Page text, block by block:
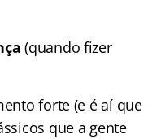
(quando fizer
forte (e é aí que
que a gente